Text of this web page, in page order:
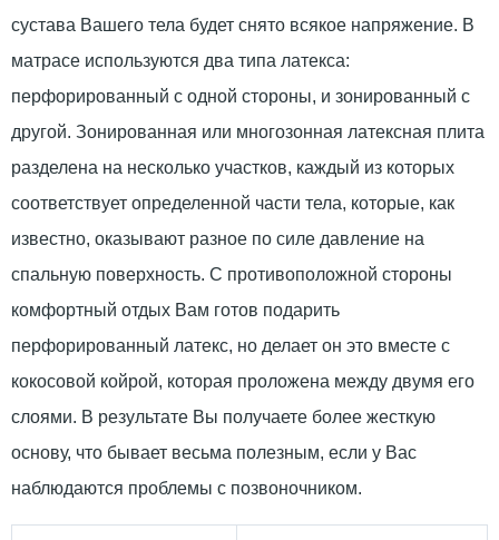
сустава Вашего тела будет снято всякое напряжение. В
матрасе используются два типа латекса:
перфорированный с одной стороны, и зонированный с
другой. Зонированная или многозонная латексная плита
разделена на несколько участков, каждый из которых
соответствует определенной части тела, которые, как
известно, оказывают разное по силе давление на
спальную поверхность. С противоположной стороны
комфортный отдых Вам готов подарить
перфорированный латекс, но делает он это вместе с
кокосовой койрой, которая проложена между двумя его
слоями. В результате Вы получаете более жесткую
основу, что бывает весьма полезным, если у Вас
наблюдаются проблемы с позвоночником.